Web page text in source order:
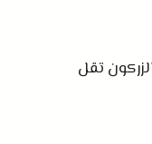
تقل